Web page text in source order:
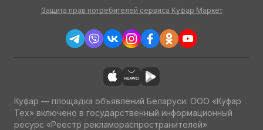
Защита прав потребителей сервиса Куфар Маркет
Куфар — площадка объявлений Беларуси. ООО «Куфар
Тех» включено в государственный информационный
ресурс «Реестр рекламораспространителей»